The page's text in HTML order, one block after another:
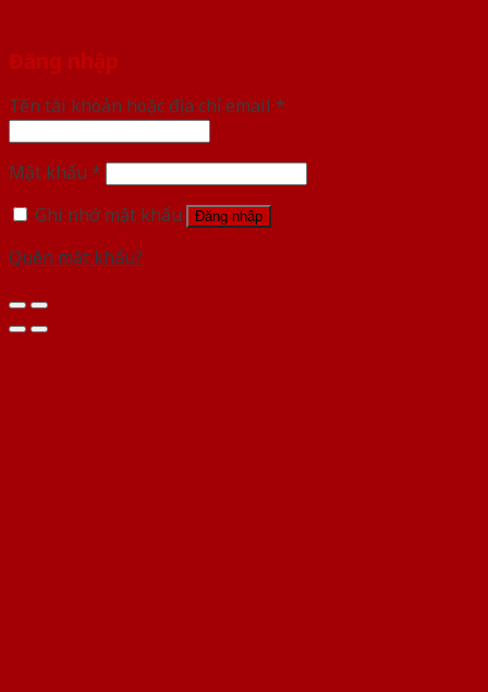
Đăng nhập
Tên tài khoản hoặc địa chỉ email *
Mật khẩu *
Ghi nhớ mật khẩu
Đăng nhập
Quên mật khẩu?